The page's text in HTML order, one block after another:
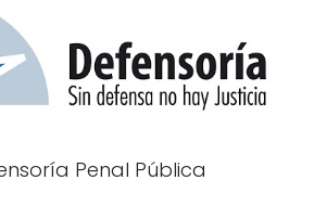
Penal Pública